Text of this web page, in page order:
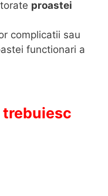
proastei
complicatii sau
functionari a